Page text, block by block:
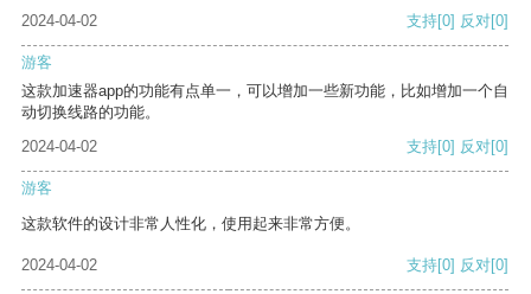
2024-04-02
支持[0] 反对[0]
游客
这款加速器app的功能有点单一，可以增加一些新功能，比如增加一个自
动切换线路的功能。
2024-04-02
支持[0] 反对[0]
游客
这款软件的设计非常人性化，使用起来非常方便。
2024-04-02 支持[0] 反对[0]